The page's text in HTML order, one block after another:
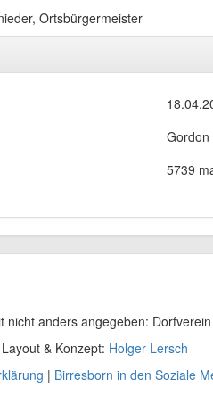
Ortsbürgermeister
Gordon
5739
nicht anders angegeben:
& Konzept: Holger Lersch
| Birresborn in den Soziale